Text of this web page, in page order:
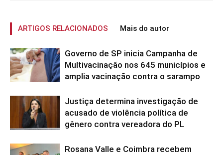
ARTIGOS RELACIONADOS Mais do autor
Governo de SP inicia Campanha de
Multivacinação nos 645 municípios e
amplia vacinação contra o sarampo
Justiça determina investigação de
acusado de violência política de
gênero contra vereadora do PL
Rosana Valle e Coimbra recebem